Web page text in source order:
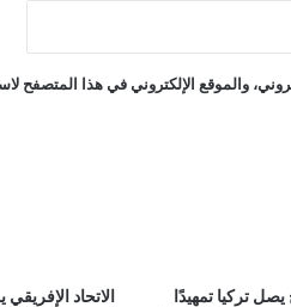
والموقع الإلكتروني في هذا المتصفح
تركيا تمهيدًا
الاتحاد